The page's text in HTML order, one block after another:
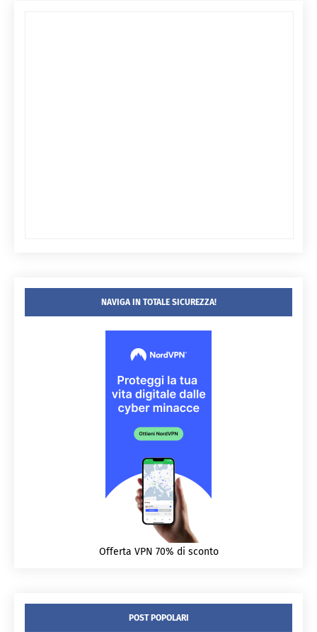
NAVIGA IN TOTALE SICUREZZA!
Offerta VPN 70% di sconto
POST POPOLARI